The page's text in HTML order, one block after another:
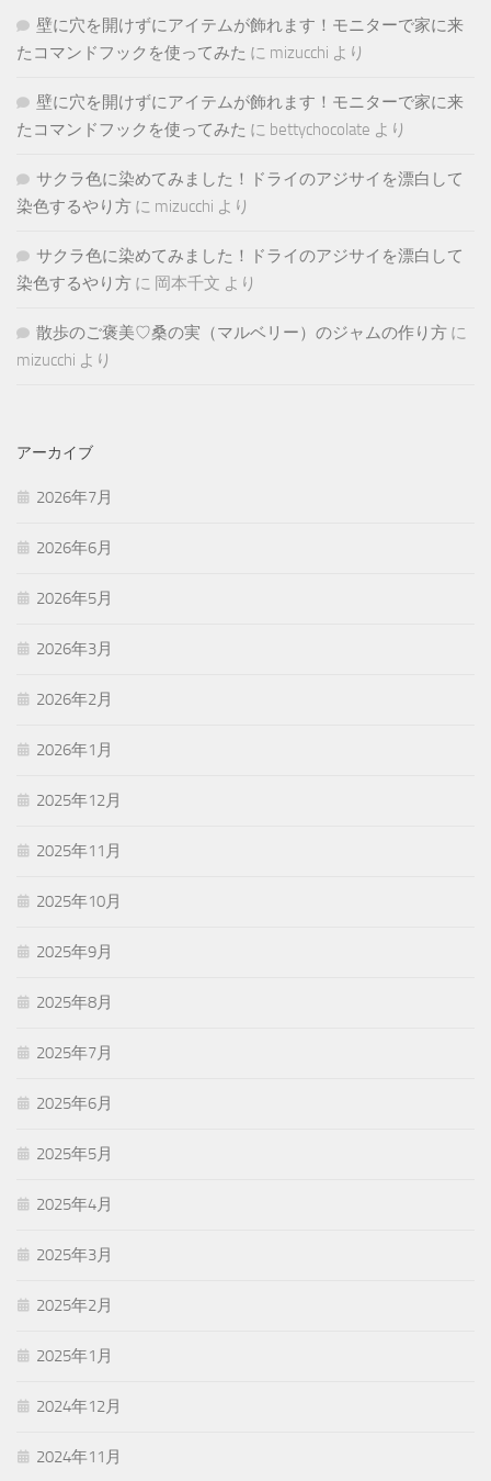
壁に穴を開けずにアイテムが飾れます！モニターで家に来
たコマンドフックを使ってみた に mizucchi より
壁に穴を開けずにアイテムが飾れます！モニターで家に来
たコマンドフックを使ってみた に bettychocolate より
サクラ色に染めてみました！ドライのアジサイを漂白して
染色するやり方 に mizucchi より
サクラ色に染めてみました！ドライのアジサイを漂白して
染色するやり方 に 岡本千文 より
散歩のご褒美♡桑の実（マルベリー）のジャムの作り方 に
mizucchi より
アーカイブ
2026年7月
2026年6月
2026年5月
2026年3月
2026年2月
2026年1月
2025年12月
2025年11月
2025年10月
2025年9月
2025年8月
2025年7月
2025年6月
2025年5月
2025年4月
2025年3月
2025年2月
2025年1月
2024年12月
2024年11月